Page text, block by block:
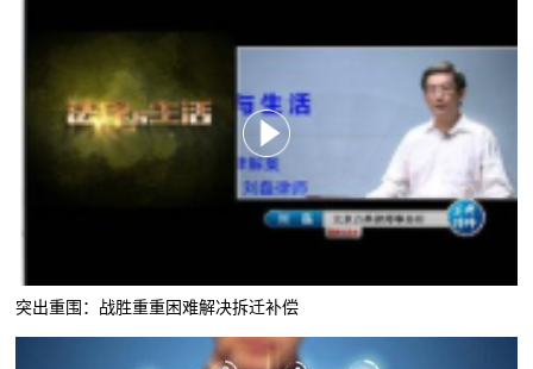
突出重围：战胜重重困难解决拆迁补偿